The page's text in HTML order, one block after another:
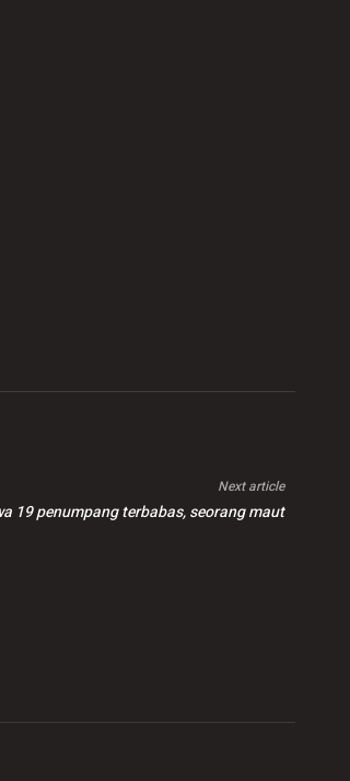
Next article
19 penumpang terbabas, seorang maut